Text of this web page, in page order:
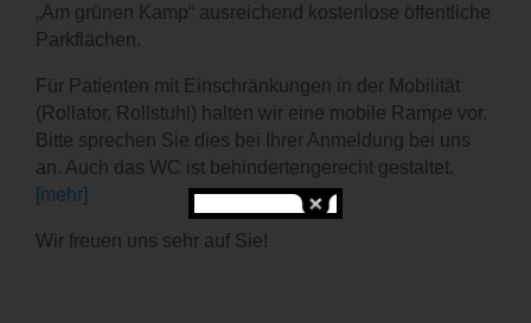
„Am grünen Kamp“ ausreichend kostenlose öffentliche
Parkflächen.
Für Patienten mit Einschränkungen in der Mobilität
(Rollator, Rollstuhl) halten wir eine mobile Rampe vor.
Bitte sprechen Sie dies bei Ihrer Anmeldung bei uns
an. Auch das WC ist behindertengerecht gestaltet.
[mehr]
Wir freuen uns sehr auf Sie!